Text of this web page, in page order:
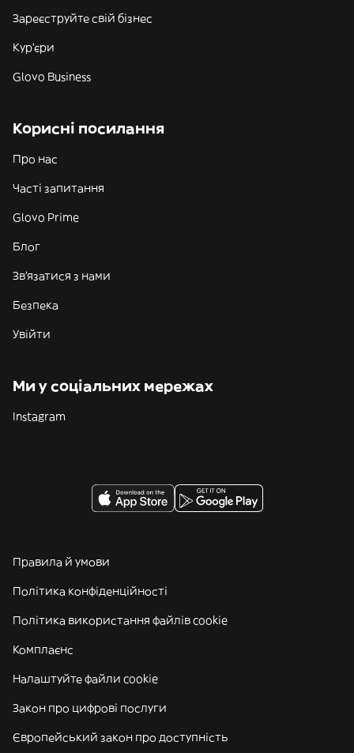
Зареєструйте свій бізнес
Кур'єри
Glovo Business
Корисні посилання
Про нас
Часті запитання
Glovo Prime
Блог
Зв'язатися з нами
Безпека
Увійти
Ми у соціальних мережах
Instagram
Правила й умови
Політика конфіденційності
Політика використання файлів cookie
Комплаєнс
Налаштуйте файли cookie
Закон про цифрові послуги
Європейський закон про доступність